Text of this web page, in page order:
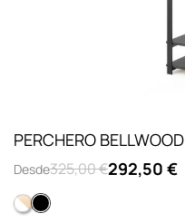
PERCHERO BELLWOOD
Desde325,00 €292,50 €
Madera natural y blanco
Negro